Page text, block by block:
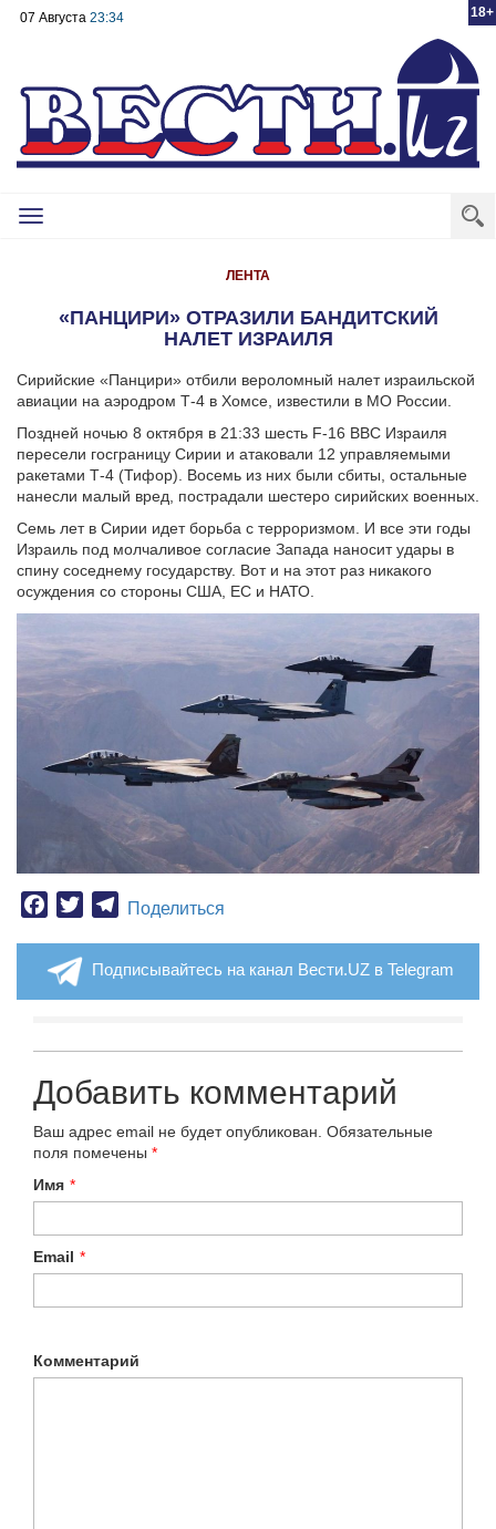
18+
07 Августа 23:34
Toggle
ЛЕНТА
«ПАНЦИРИ» ОТРАЗИЛИ БАНДИТСКИЙ
НАЛЕТ ИЗРАИЛЯ
Сирийские «Панцири» отбили вероломный налет израильской
авиации на аэродром Т-4 в Хомсе, известили в МО России.
Поздней ночью 8 октября в 21:33 шесть F-16 ВВС Израиля
пересели госграницу Сирии и атаковали 12 управляемыми
ракетами Т-4 (Тифор). Восемь из них были сбиты, остальные
нанесли малый вред, пострадали шестеро сирийских военных.
Семь лет в Сирии идет борьба с терроризмом. И все эти годы
Израиль под молчаливое согласие Запада наносит удары в
спину соседнему государству. Вот и на этот раз никакого
осуждения со стороны США, ЕС и НАТО.
Facebook
TwitterTelegram
Поделиться
Подписывайтесь на канал Вести.UZ в Telegram
Добавить комментарий
Ваш адрес email не будет опубликован. Обязательные
поля помечены *
Имя *
Email *
Комментарий